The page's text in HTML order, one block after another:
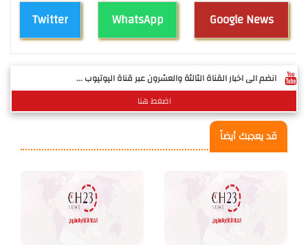
Twitter WhatsApp Google News
انضم الى اخبار القناة الثالثة والعشرون عبر قناة اليوتيوب ...
اضغط هنا
قد يعجبك أيضاً